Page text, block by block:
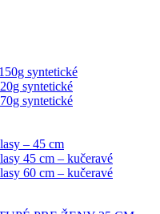
syntetické
syntetické
syntetické
– 45 cm
45 cm – kučeravé
60 cm – kučeravé